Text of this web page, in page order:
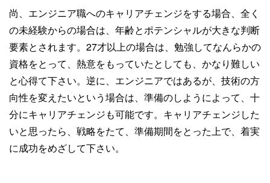
尚、エンジニア職へのキャリアチェンジをする場合、全く
の未経験からの場合は、年齢とポテンシャルが大きな判断
要素とされます。27才以上の場合は、勉強してなんらかの
資格をとって、熱意をもっていたとしても、かなり難しい
と心得て下さい。逆に、エンジニアではあるが、技術の方
向性を変えたいという場合は、準備のしようによって、十
分にキャリアチェンジも可能です。キャリアチェンジした
いと思ったら、戦略をたて、準備期間をとった上で、着実
に成功をめざして下さい。